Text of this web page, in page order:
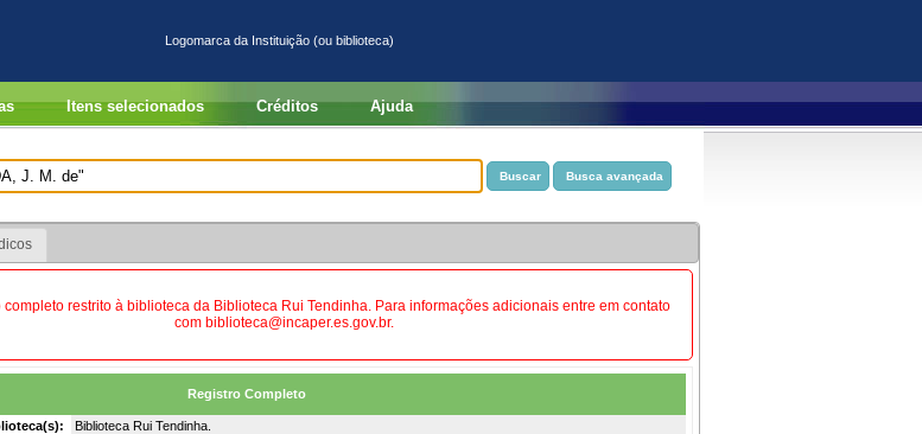
Logomarca da Instituição (ou biblioteca)
Itens selecionados Créditos Ajuda
completo restrito à biblioteca da Biblioteca Rui Tendinha. Para informações adicionais entre em contato
com biblioteca@incaper.es.gov.br.
Registro Completo
Biblioteca Rui Tendinha.